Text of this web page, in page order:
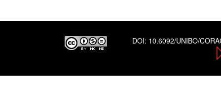
DOI: 10.6092/UNIBO/